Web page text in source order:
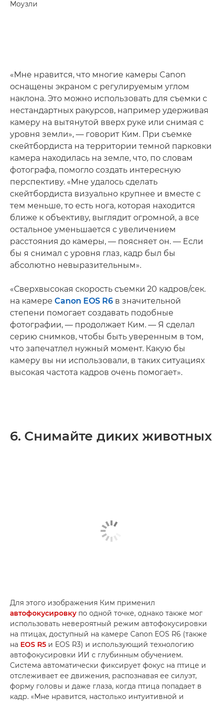
Моузли
«Мне нравится, что многие камеры Canon
оснащены экраном с регулируемым углом
наклона. Это можно использовать для съемки с
нестандартных ракурсов, например удерживая
камеру на вытянутой вверх руке или снимая с
уровня земли», — говорит Ким. При съемке
скейтбордиста на территории темной парковки
камера находилась на земле, что, по словам
фотографа, помогло создать интересную
перспективу. «Мне удалось сделать
скейтбордиста визуально крупнее и вместе с
тем меньше, то есть нога, которая находится
ближе к объективу, выглядит огромной, а все
остальное уменьшается с увеличением
расстояния до камеры, — поясняет он. — Если
бы я снимал с уровня глаз, кадр был бы
абсолютно невыразительным».
«Сверхвысокая скорость съемки 20 кадров/сек.
на камере Canon EOS R6 в значительной
степени помогает создавать подобные
фотографии, — продолжает Ким. — Я сделал
серию снимков, чтобы быть уверенным в том,
что запечатлел нужный момент. Какую бы
камеру вы ни использовали, в таких ситуациях
высокая частота кадров очень помогает».
6. Снимайте диких животных
Для этого изображения Ким применил
автофокусировку по одной точке, однако также мог
использовать невероятный режим автофокусировки
на птицах, доступный на камере Canon EOS R6 (также
на EOS R5 и EOS R3) и использующий технологию
автофокусировки ИИ с глубинным обучением.
Система автоматически фиксирует фокус на птице и
отслеживает ее движения, распознавая ее силуэт,
форму головы и даже глаза, когда птица попадает в
кадр. «Мне нравится, настолько интуитивной и